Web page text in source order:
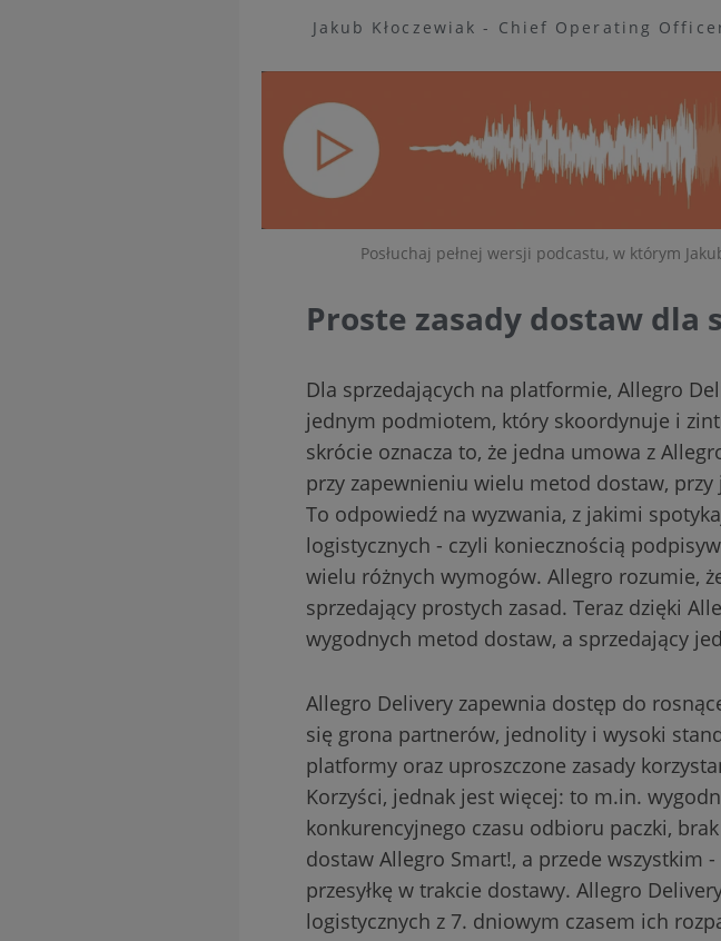
Jakub Kłoczewiak - Chief Operating
Posłuchaj pełnej wersji podcastu, w którym
Proste zasady dostaw dla
Dla sprzedających na platformie, Allegro
jednym podmiotem, który skoordynuje i
skrócie oznacza to, że jedna umowa z
przy zapewnieniu wielu metod dostaw,
To odpowiedź na wyzwania, z jakimi
logistycznych - czyli koniecznością
wielu różnych wymogów. Allegro rozumie,
sprzedający prostych zasad. Teraz dzięki
wygodnych metod dostaw, a sprzedający
Allegro Delivery zapewnia dostęp do
się grona partnerów, jednolity i wysoki
platformy oraz uproszczone zasady
Korzyści, jednak jest więcej: to m.in.
konkurencyjnego czasu odbioru paczki,
dostaw Allegro Smart!, a przede wszystkim
przesyłkę w trakcie dostawy. Allegro
logistycznych z 7. dniowym czasem ich